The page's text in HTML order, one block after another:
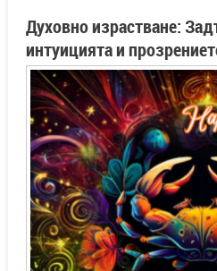
Духовно израстване:
интуицията и